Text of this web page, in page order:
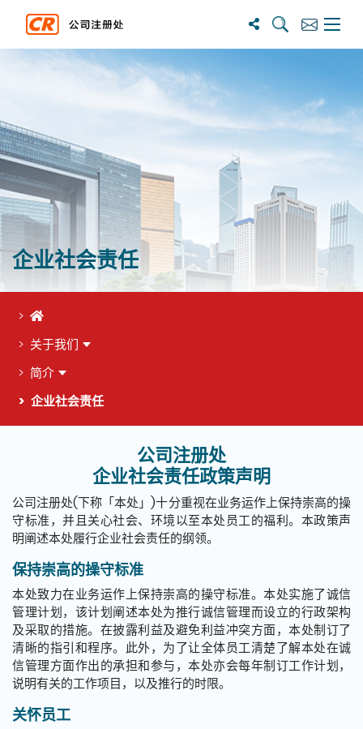
搜尋 訂閱主選
企业社会责任
首页
关于我们
简介
企业社会责任
公司注册处
企业社会责任政策声明
公司注册处(下称「本处」)十分重视在业务运作上保持崇高的操
守标准，并且关心社会、环境以至本处员工的福利。本政策声
明阐述本处履行企业社会责任的纲领。
保持崇高的操守标准
本处致力在业务运作上保持崇高的操守标准。本处实施了诚信
管理计划，该计划阐述本处为推行诚信管理而设立的行政架构
及采取的措施。在披露利益及避免利益冲突方面，本处制订了
清晰的指引和程序。此外，为了让全体员工清楚了解本处在诚
信管理方面作出的承担和参与，本处亦会每年制订工作计划，
说明有关的工作项目，以及推行的时限。
关怀员工